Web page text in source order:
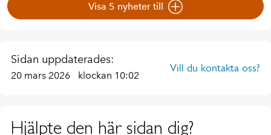
Visa 5 nyheter till
Sidan uppdaterades:
20 mars 2026 klockan 10:02
Vill du kontakta oss?
Hjälpte den här sidan dig?